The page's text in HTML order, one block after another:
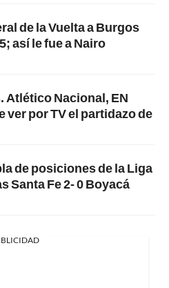
de la Vuelta a Burgos
así le fue a Nairo
Atlético Nacional, EN
ver por TV el partidazo de
de posiciones de la Liga
Santa Fe 2- 0 Boyacá